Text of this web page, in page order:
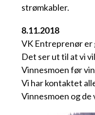
strømkabler.
8.11.2018
VK Entreprenør er
Det ser ut til at vi
Vinnesmoen før
Vi har kontaktet
Vinnesmoen og